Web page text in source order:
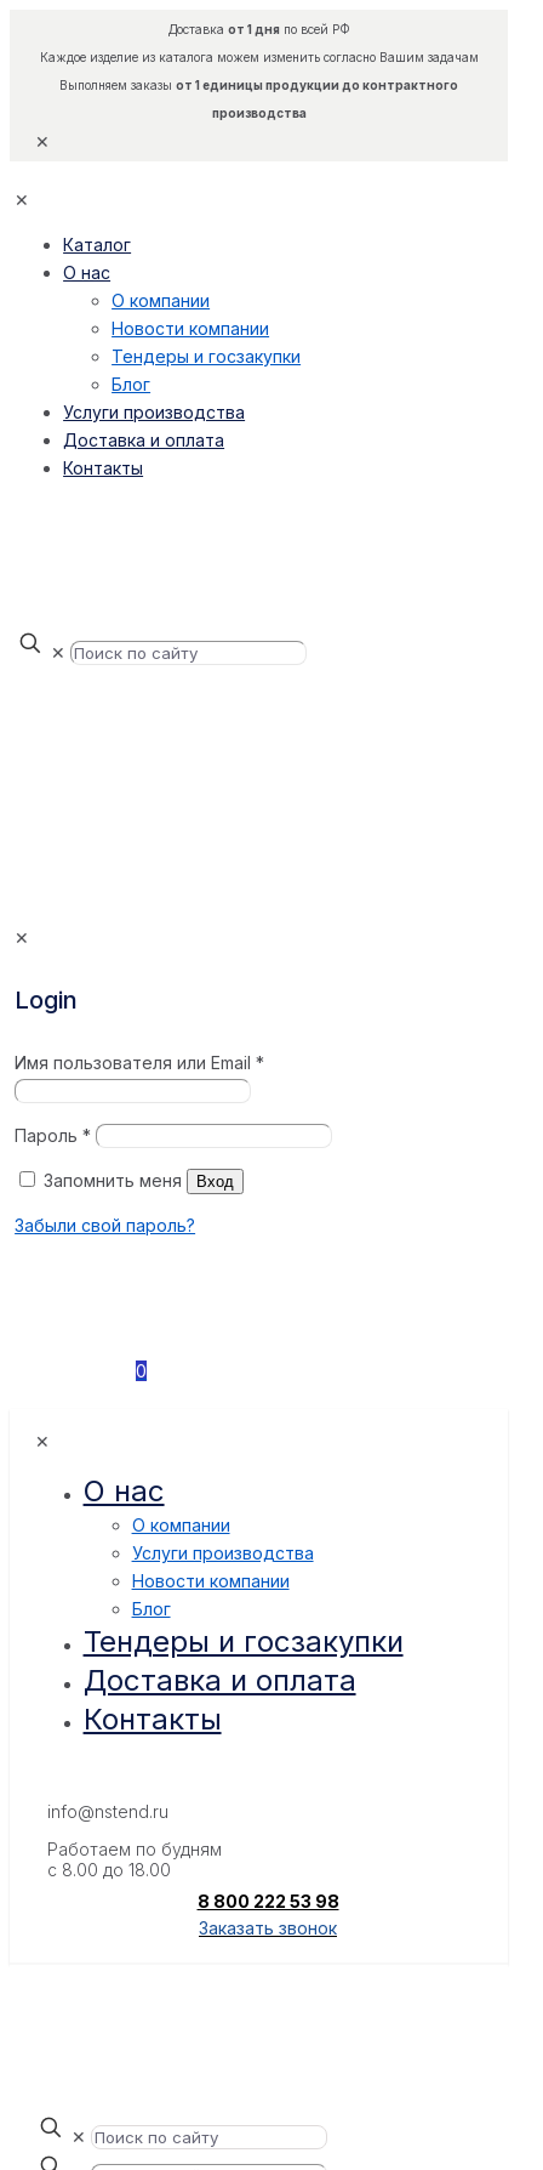
Доставка от 1 дняпо всей РФ
Каждое изделие из каталога можем изменить согласно Вашим задачам
Выполняем заказы от 1 единицы продукции до контрактного
производства
✕
✕
Каталог
О нас
О компании
Новости компании
Тендеры и госзакупки
Блог
Услуги производства
Доставка и оплата
Контакты
✕
✕
Login
Имя пользователя или Email*
Пароль*
Запомнить меня Вход
Забыли свой пароль?
0
✕
О нас
О компании
Услуги производства
Новости компании
Блог
Тендеры и госзакупки
Доставка и оплата
Контакты
info@nstend.ru
Работаем по будням
с 8.00 до 18.00
8 800 222 53 98
Заказать звонок
✕